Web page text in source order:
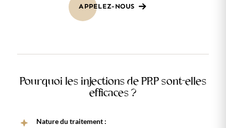
APPELEZ-NOUS
Pourquoi les injections de PRP sont-elles
efficaces ?
Nature du traitement :